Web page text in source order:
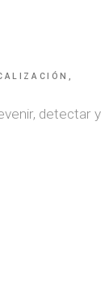
detectar y